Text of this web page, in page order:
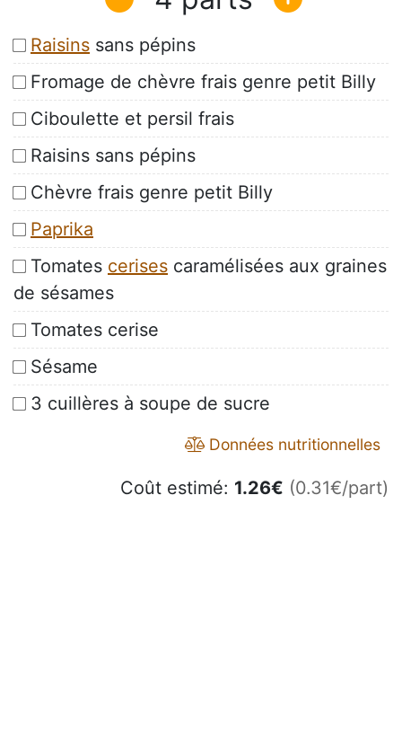
Raisins sans pépins
Fromage de chèvre frais genre petit Billy
Ciboulette et persil frais
Raisins sans pépins
Chèvre frais genre petit Billy
Paprika
Tomates cerises caramélisées aux graines
de sésames
Tomates cerise
Sésame
3 cuillères à soupe de sucre
Données nutritionnelles
Coût estimé: 1.26€ (0.31€/part)